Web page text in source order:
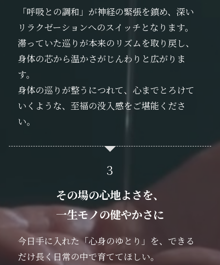
「呼吸との調和」が神経の緊張を鎮め、深い
リラクゼーションへのスイッチとなります。
滞っていた巡りが本来のリズムを取り戻し、
身体の芯から温かさがじんわりと広がりま
す。
身体の巡りが整うにつれて、心までとろけて
いくような、至福の没入感をご堪能くださ
い。
その場の心地よさを、
一生モノの健やかさに
今日手に入れた「心身のゆとり」を、できる
だけ長く日常の中で育ててほしい。